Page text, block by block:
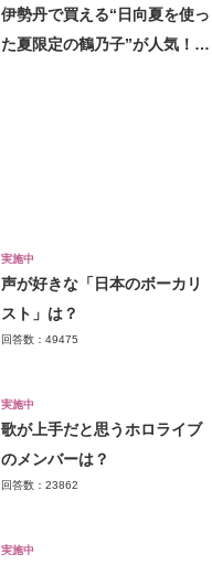
伊勢丹で買える“日向夏を使っ
た夏限定の鶴乃子”が人気！
実施中
声が好きな「日本のボーカリ
スト」は？
回答数：49475
実施中
歌が上手だと思うホロライブ
のメンバーは？
回答数：23862
実施中